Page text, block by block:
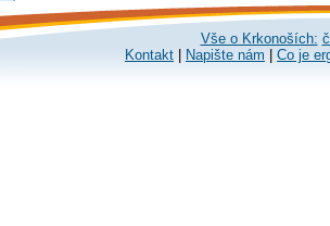
Vše o Krkonoších:
Kontakt
Napište nám Co je